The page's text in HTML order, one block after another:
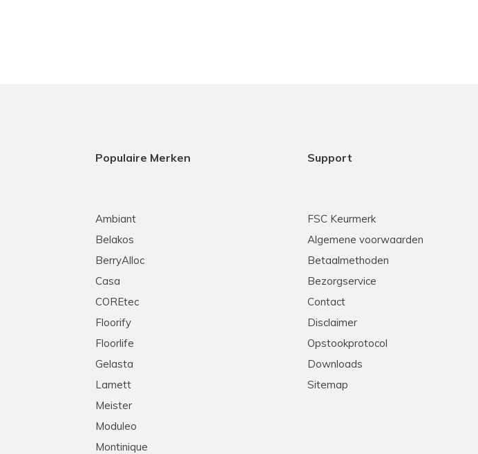
Populaire Merken
Ambiant
Belakos
BerryAlloc
Casa
COREtec
Floorify
Floorlife
Gelasta
Lamett
Meister
Moduleo
Montinique
Support
FSC Keurmerk
Algemene voorwaarden
Betaalmethoden
Bezorgservice
Contact
Disclaimer
Opstookprotocol
Downloads
Sitemap